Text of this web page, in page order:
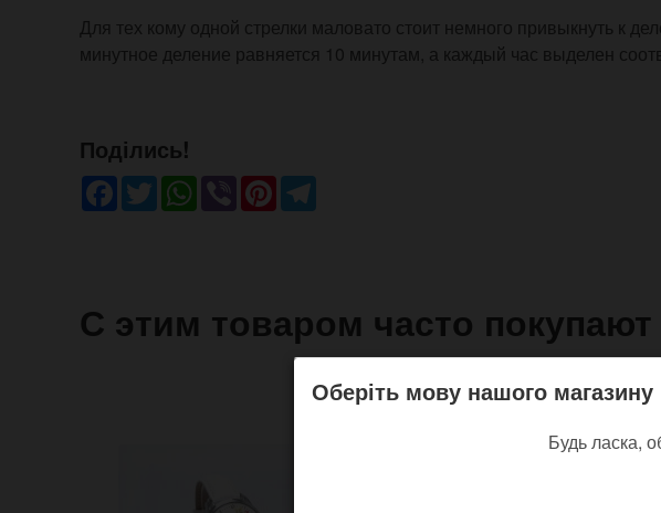
Для тех кому одной стрелки маловато стоит немного привыкнуть к
минутное деление равняется 10 минутам, а каждый час выделен
Поділись!
Facebook
TwitterWhatsApp
ViberPinterest
С этим товаром часто покупают
Оберіть мову нашого магазину
Будь ласка,